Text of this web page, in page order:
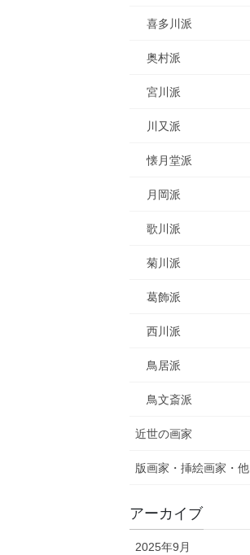
喜多川派
奥村派
宮川派
川又派
懐月堂派
月岡派
歌川派
菊川派
葛飾派
西川派
鳥居派
鳥文斎派
近世の画家
版画家・挿絵画家・他
アーカイブ
2025年9月